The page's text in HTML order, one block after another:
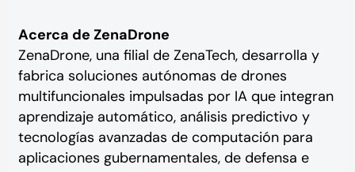
Acerca de ZenaDrone
ZenaDrone, una filial de ZenaTech, desarrolla y
fabrica soluciones autónomas de drones
multifuncionales impulsadas por IA que integran
aprendizaje automático, análisis predictivo y
tecnologías avanzadas de computación para
aplicaciones gubernamentales, de defensa e